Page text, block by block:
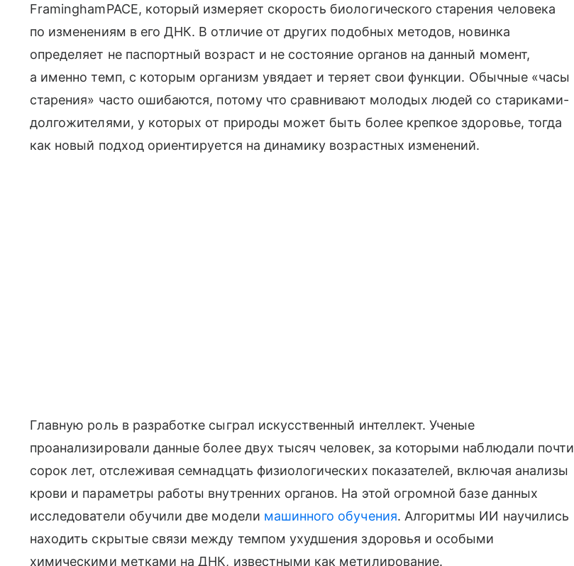
FraminghamPACE, который измеряет скорость биологического старения человека
по изменениям в его ДНК. В отличие от других подобных методов, новинка
определяет не паспортный возраст и не состояние органов на данный момент,
а именно темп, с которым организм увядает и теряет свои функции. Обычные «часы
старения» часто ошибаются, потому что сравнивают молодых людей со стариками-
долгожителями, у которых от природы может быть более крепкое здоровье, тогда
как новый подход ориентируется на динамику возрастных изменений.
Главную роль в разработке сыграл искусственный интеллект. Ученые
проанализировали данные более двух тысяч человек, за которыми наблюдали почти
сорок лет, отслеживая семнадцать физиологических показателей, включая анализы
крови и параметры работы внутренних органов. На этой огромной базе данных
исследователи обучили две модели машинного обучения. Алгоритмы ИИ научились
находить скрытые связи между темпом ухудшения здоровья и особыми
химическими метками на ДНК, известными как метилирование.